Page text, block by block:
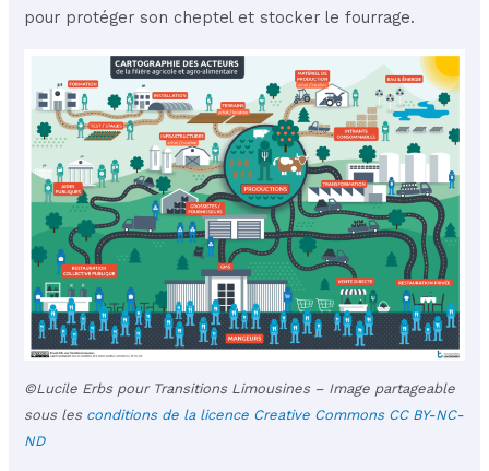
pour protéger son cheptel et stocker le fourrage.
©Lucile Erbs pour Transitions Limousines – Image partageable
sous lesconditions de la licence Creative Commons CC BY-NC-
ND